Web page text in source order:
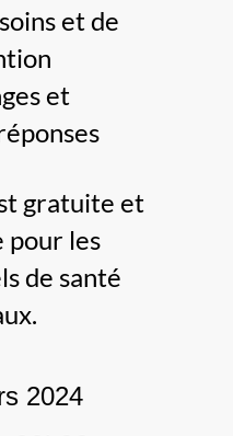
et de
et
gratuite et
pour les
de santé
2024